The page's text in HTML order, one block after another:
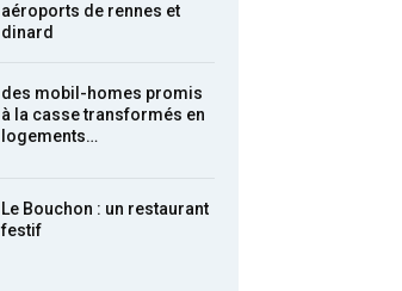
aéroports de rennes et
dinard
des mobil-homes promis
à la casse transformés en
logements…
Le Bouchon : un restaurant
festif